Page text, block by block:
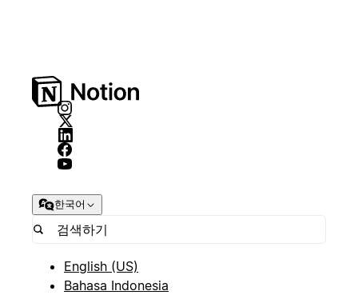
한국어
English (US)
Bahasa Indonesia